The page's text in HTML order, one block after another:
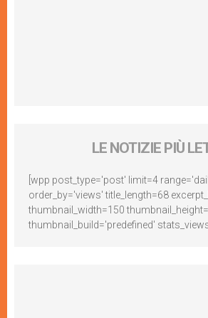
LE NOTIZIE PIÙ
[wpp post_type='post' limit=4
order_by='views' title_length=68
thumbnail_width=150
thumbnail_build='predefined'